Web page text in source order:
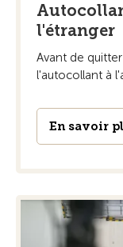
l'étranger
Avant de
l'autocollant à
En savoir